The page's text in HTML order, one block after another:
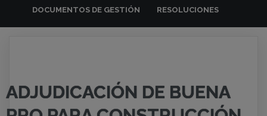
DOCUMENTOS DE GESTIÓN RESOLUCIONES
ADJUDICACIÓN DE BUENA